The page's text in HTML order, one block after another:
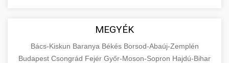
MEGYÉK
Bács-Kiskun Baranya Békés Borsod-Abaúj-Zemplén
Budapest Csongrád Fejér Győr-Moson-Sopron Hajdú-Bihar